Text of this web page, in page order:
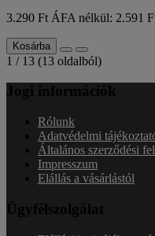
3.290 Ft ÁFA nélkül: 2.591
Kosárba
1 / 13 (13 oldalból)
Jogi információk
Rólunk
Adatvédelmi
Általános szerződési
Impresszum
Elállás a vásárlástól
Ügyfélszolgálat